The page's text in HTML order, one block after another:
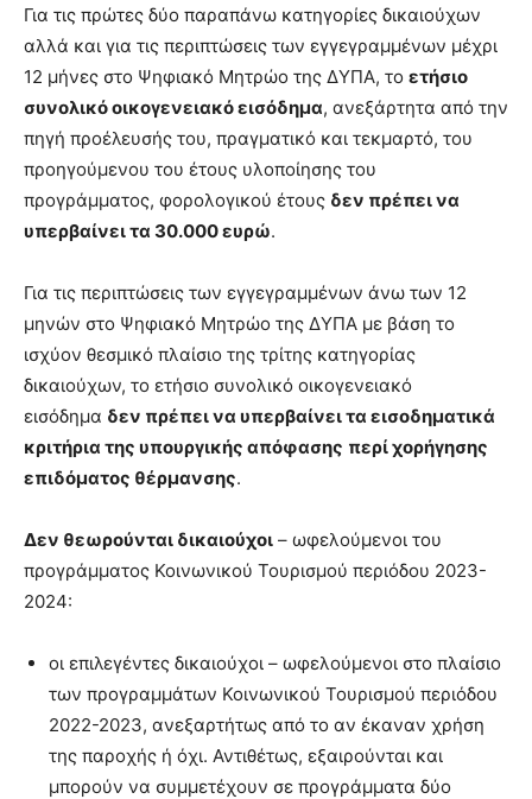
Για τις πρώτες δύο παραπάνω κατηγορίες δικαιούχων
αλλά και για τις περιπτώσεις των εγγεγραμμένων μέχρι
12 μήνες στο Ψηφιακό Μητρώο της ΔΥΠΑ, το ετήσιο
συνολικό οικογενειακό εισόδημα, ανεξάρτητα από την
πηγή προέλευσής του, πραγματικό και τεκμαρτό, του
προηγούμενου του έτους υλοποίησης του
προγράμματος, φορολογικού έτους δεν πρέπει να
υπερβαίνει τα 30.000 ευρώ.
Για τις περιπτώσεις των εγγεγραμμένων άνω των 12
μηνών στο Ψηφιακό Μητρώο της ΔΥΠΑ με βάση το
ισχύον θεσμικό πλαίσιο της τρίτης κατηγορίας
δικαιούχων, το ετήσιο συνολικό οικογενειακό
εισόδημα δεν πρέπει να υπερβαίνει τα εισοδηματικά
κριτήρια της υπουργικής απόφασης περί χορήγησης
επιδόματος θέρμανσης.
Δεν θεωρούνται δικαιούχοι – ωφελούμενοι του
προγράμματος Κοινωνικού Τουρισμού περιόδου 2023-
2024:
οι επιλεγέντες δικαιούχοι – ωφελούμενοι στο πλαίσιο
των προγραμμάτων Κοινωνικού Τουρισμού περιόδου
2022-2023, ανεξαρτήτως από το αν έκαναν χρήση
της παροχής ή όχι. Αντιθέτως, εξαιρούνται και
μπορούν να συμμετέχουν σε προγράμματα δύο